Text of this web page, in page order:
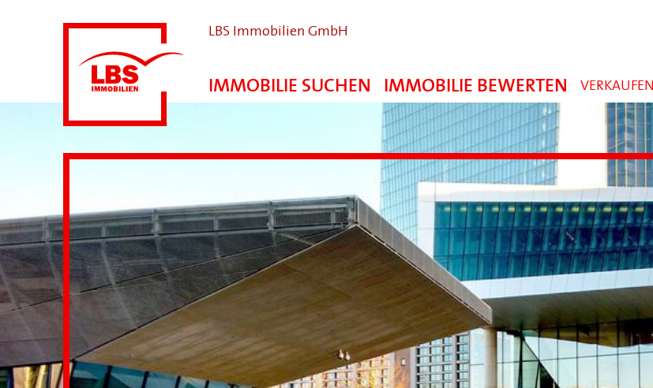
LBS Immobilien GmbH
IMMOBILIE SUCHEN IMMOBILIE BEWERTEN VERKAUFEN